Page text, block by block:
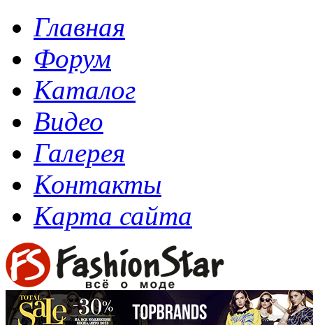
Главная
Форум
Каталог
Видео
Галерея
Контакты
Карта сайта